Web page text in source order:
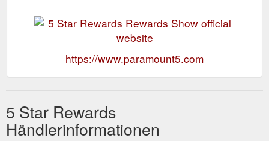
https://www.paramount5.com
5 Star Rewards
Händlerinformationen